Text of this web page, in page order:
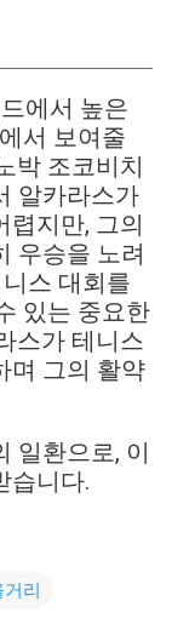
에서 높은
서 보여줄
박 조코비치
알카라스가
렵지만, 그의
우승을 노려
스 대회를
있는 중요한
스가 테니스
며 그의 활약
일환으로, 이
습니다.
거리